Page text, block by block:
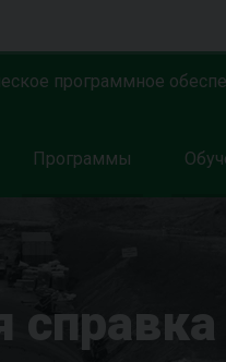
программное
Программы
справка